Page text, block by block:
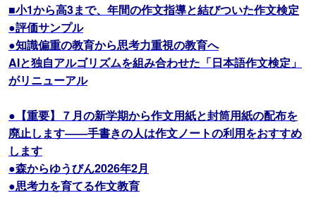
■小1から高3まで、年間の作文指導と結びついた作文検定
●評価サンプル
●知識偏重の教育から思考力重視の教育へ
AIと独自アルゴリズムを組み合わせた「日本語作文検定」
がリニューアル
●【重要】７月の新学期から作文用紙と封筒用紙の配布を
廃止します――手書きの人は作文ノートの利用をおすすめ
します
●森からゆうびん2026年2月
●思考力を育てる作文教育